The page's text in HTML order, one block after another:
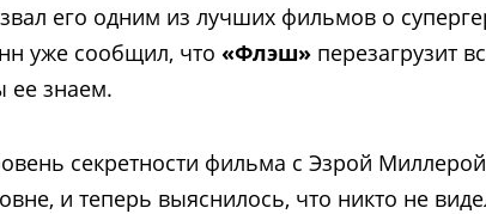
его одним из лучших фильмов о
уже сообщил, что «Флэш» перезагрузит
ее знаем.
секретности фильма с Эзрой
и теперь выяснилось, что никто не